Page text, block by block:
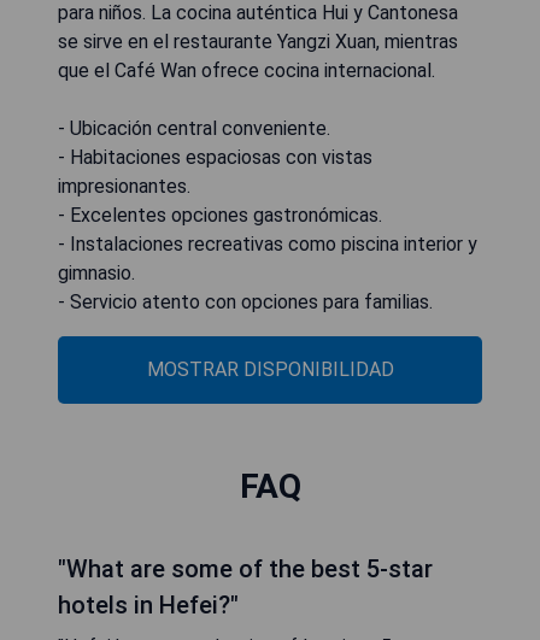
para niños. La cocina auténtica Hui y Cantonesa
se sirve en el restaurante Yangzi Xuan, mientras
que el Café Wan ofrece cocina internacional.
- Ubicación central conveniente.
- Habitaciones espaciosas con vistas
impresionantes.
- Excelentes opciones gastronómicas.
- Instalaciones recreativas como piscina interior y
gimnasio.
- Servicio atento con opciones para familias.
MOSTRAR DISPONIBILIDAD
FAQ
"What are some of the best 5-star
hotels in Hefei?"